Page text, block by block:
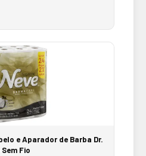
e Aparador de Barba Dr.
Fio